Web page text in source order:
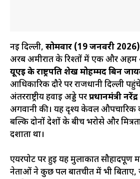
नई दिल्ली, सोमवार (19 जनवरी 2026)
अरब अमीरात के रिश्तों में एक और
यूएई के राष्ट्रपति शेख मोहम्मद बिन
आधिकारिक दौरे पर राजधानी दिल्ली
अंतरराष्ट्रीय हवाई अड्डे परप्रधानमंत्री
अगवानी की। यह दृश्य केवल औपचारिक
बल्कि दोनों देशों के बीच भरोसे और
दर्शाता था।
एयरपोर्ट पर हुई यह मुलाकात सौहार्दपूर्ण
नेताओं ने कुछ पल बातचीत में भी